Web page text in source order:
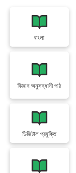
বাংলা
বিজ্ঞান অনুসন্ধানী পাঠ
ডিজিটাল প্রযুক্তি